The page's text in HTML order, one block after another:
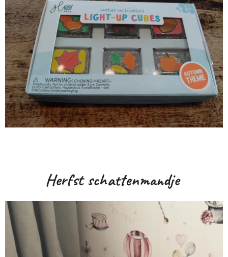
Herfst schattenmandje